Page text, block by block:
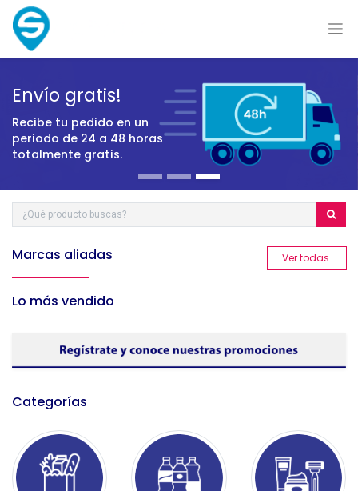
Envío gratis!
Recibe tu pedido en un
periodo de 24 a 48 horas
totalmente gratis.
Marcas aliadas ​Ver todas
Lo más vendido
Categorías​